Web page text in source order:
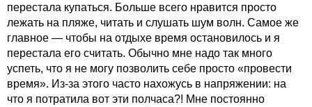
перестала купаться. Больше всего нравится просто
лежать на пляже, читать и слушать шум волн. Самое же
главное — чтобы на отдыхе время остановилось и я
перестала его считать. Обычно мне надо так много
успеть, что я не могу позволить себе просто «провести
время». Из-за этого часто нахожусь в напряжении: на
что я потратила вот эти полчаса?! Мне постоянно